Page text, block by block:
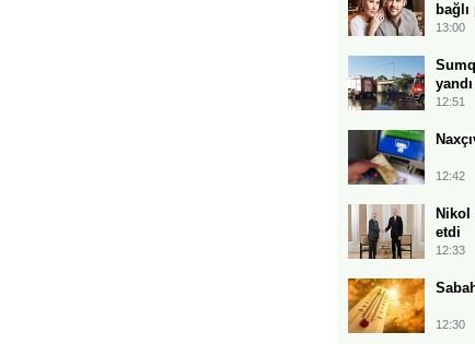
bağlı
13:00
12:51
12:42
Nikol
etdi
12:33
12:30